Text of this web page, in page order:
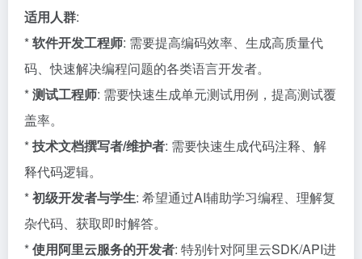
适用人群:
*软件开发工程师: 需要提高编码效率、生成高质量代
码、快速解决编程问题的各类语言开发者。
*测试工程师: 需要快速生成单元测试用例，提高测试覆
盖率。
*技术文档撰写者/维护者: 需要快速生成代码注释、解
释代码逻辑。
*初级开发者与学生: 希望通过AI辅助学习编程、理解复
杂代码、获取即时解答。
*使用阿里云服务的开发者: 特别针对阿里云SDK/API进